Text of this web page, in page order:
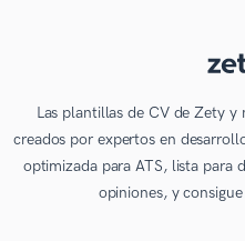
Las plantillas de CV de Zety
creados por expertos en
optimizada para ATS, lista para
opiniones, y